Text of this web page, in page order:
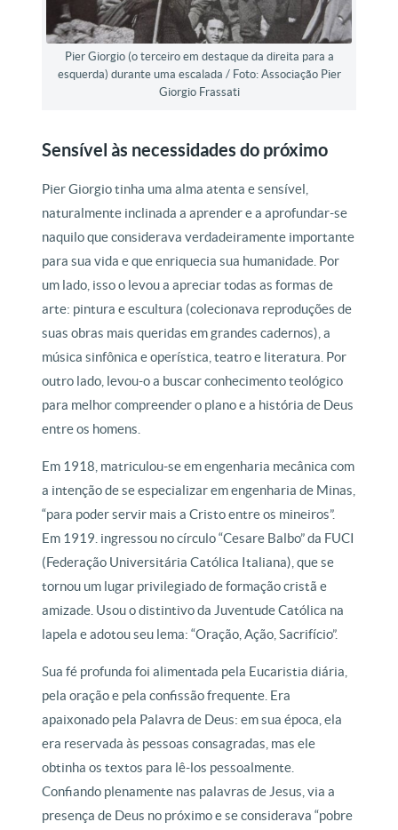
Pier Giorgio (o terceiro em destaque da direita para a
esquerda) durante uma escalada / Foto: Associação Pier
Giorgio Frassati
Sensível às necessidades do próximo
Pier Giorgio tinha uma alma atenta e sensível,
naturalmente inclinada a aprender e a aprofundar-se
naquilo que considerava verdadeiramente importante
para sua vida e que enriquecia sua humanidade. Por
um lado, isso o levou a apreciar todas as formas de
arte: pintura e escultura (colecionava reproduções de
suas obras mais queridas em grandes cadernos), a
música sinfônica e operística, teatro e literatura. Por
outro lado, levou-o a buscar conhecimento teológico
para melhor compreender o plano e a história de Deus
entre os homens.
Em 1918, matriculou-se em engenharia mecânica com
a intenção de se especializar em engenharia de Minas,
“para poder servir mais a Cristo entre os mineiros”.
Em 1919. ingressou no círculo “Cesare Balbo” da FUCI
(Federação Universitária Católica Italiana), que se
tornou um lugar privilegiado de formação cristã e
amizade. Usou o distintivo da Juventude Católica na
lapela e adotou seu lema: “Oração, Ação, Sacrifício”.
Sua fé profunda foi alimentada pela Eucaristia diária,
pela oração e pela confissão frequente. Era
apaixonado pela Palavra de Deus: em sua época, ela
era reservada às pessoas consagradas, mas ele
obtinha os textos para lê-los pessoalmente.
Confiando plenamente nas palavras de Jesus, via a
presença de Deus no próximo e se considerava “pobre